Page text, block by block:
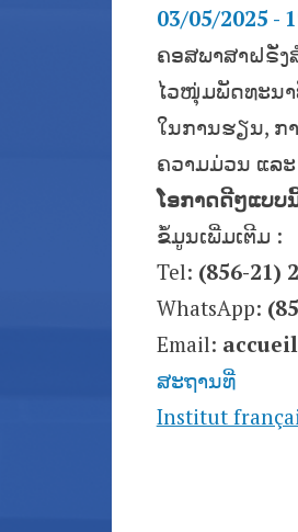
03/05/2025 -
ຄອສພາສາຝຣັ່ງ
ໄວໜຸ່ມພັດທະນ
ໃນການຮຽນ, ກ
ຄວາມມ່ວນ ແລ
ໂອກາດດີໆແບບ
ຂໍ້ມູນເພີ່ມເຕີມ :
Tel: (856-21)
WhatsApp:
Email:
ສະຖານທີ່
Institut